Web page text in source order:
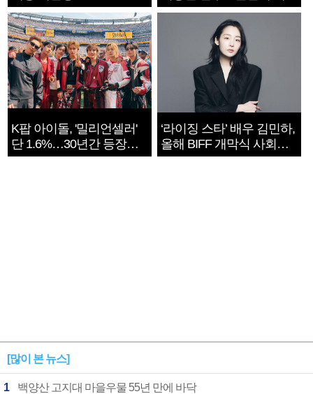
지는 ‘전쟁 속죄’
K팝 아이돌, '밀리언셀러'
단 1.6%…30년간 등장
1182개팀 전수조사
‘라이징 스타’ 배우 김민하,
올해 BIFF 개막식 사회자
확정
[많이 본 뉴스]
1 백양산 고지대 마을우물 55년 만에 바닥